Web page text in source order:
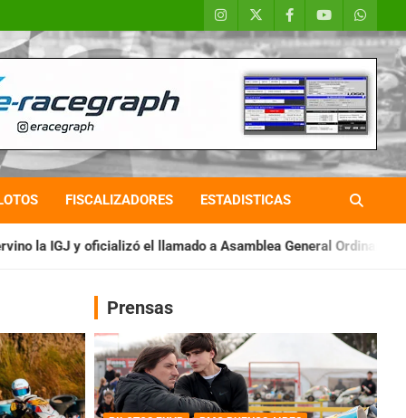
FISCALIZADORES ESTADISTICAS
llamado a Asamblea General Ordinaria IAME SERIES
Prensas